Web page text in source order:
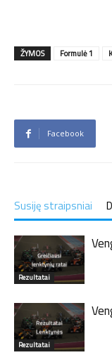
ŽYMOS Formulė 1
Facebook
Susiję straipsniai
Rezultatai
Rezultatai